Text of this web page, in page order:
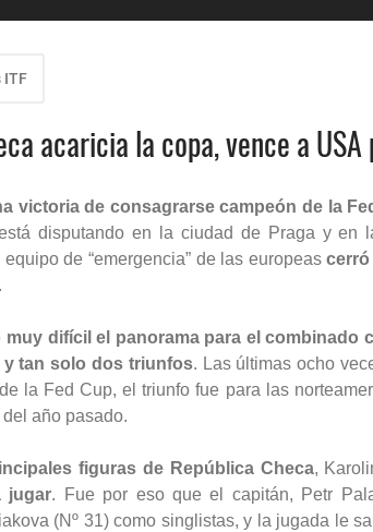
ITF
acaricia la copa, vence a
victoria de consagrarse campeón de la
disputando en la ciudad de Praga y en
equipo de “emergencia” de las europeascerró
.
muy difícil el panorama para el combinado
tan solo dos triunfos. Las últimas ocho
la Fed Cup, el triunfo fue para las
año pasado.
figuras de República Checa,
jugar. Fue por eso que el capitán, Petr
(Nº 31) como singlistas, y la jugada le